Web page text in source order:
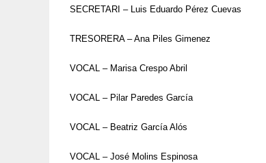
SECRETARI – Luis Eduardo Pérez Cuevas
TRESORERA – Ana Piles Gimenez
VOCAL – Marisa Crespo Abril
VOCAL – Pilar Paredes García
VOCAL – Beatriz García Alós
VOCAL – José Molins Espinosa